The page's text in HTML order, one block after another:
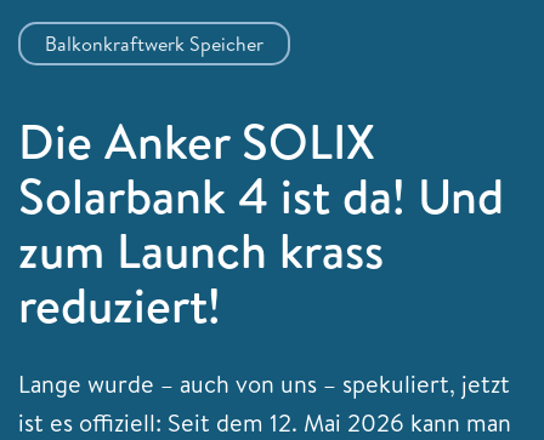
Balkonkraftwerk Speicher
Die Anker SOLIX
Solarbank 4 ist da! Und
zum Launch krass
reduziert!
Lange wurde – auch von uns – spekuliert, jetzt
ist es offiziell: Seit dem 12. Mai 2026 kann man